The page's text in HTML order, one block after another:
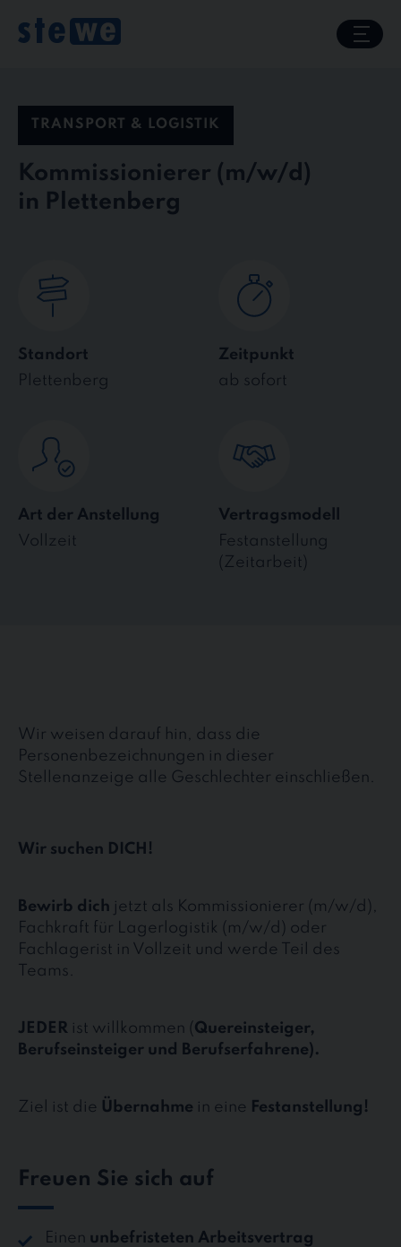
content
TRANSPORT & LOGISTIK
Kommissionierer
in Plettenberg
Standort
Plettenberg
Zeitpunkt
ab sofort
Art der Anstellung
Vollzeit
Vertragsmodell
Festanstellung
(Zeitarbeit)
Wir weisen darauf hin, dass die
Personenbezeichnungen in dieser
Stellenanzeige alle Geschlechter einschließen.
Wir suchen DICH!
Bewirb dich jetzt als Kommissionierer (m/w/d),
Fachkraft für Lagerlogistik (m/w/d) oder
Fachlagerist in Vollzeit und werde Teil des
Teams.
JEDER ist willkommen (Quereinsteiger,
Berufseinsteiger und Berufserfahrene).
Ziel ist die Übernahme in eine Festanstellung!
Freuen Sie sich auf
Einen unbefristeten Arbeitsvertrag